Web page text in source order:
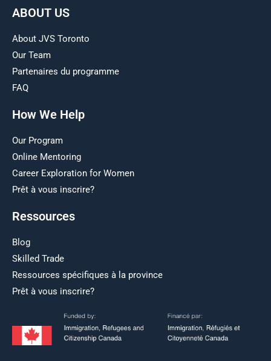
ABOUT US
About JVS Toronto
Our Team
Partenaires du programme
FAQ
How We Help
Our Program
Online Mentoring
Career Exploration for Women
Prêt à vous inscrire?
Ressources
Blog
Skilled Trade
Ressources spécifiques à la province
Prêt à vous inscrire?